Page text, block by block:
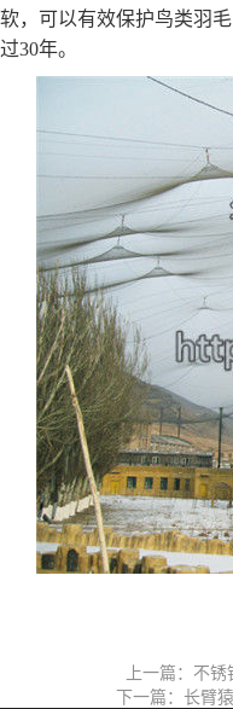
软，可以有效保护鸟类羽
过30年。
上一篇：不
下一篇：长臂